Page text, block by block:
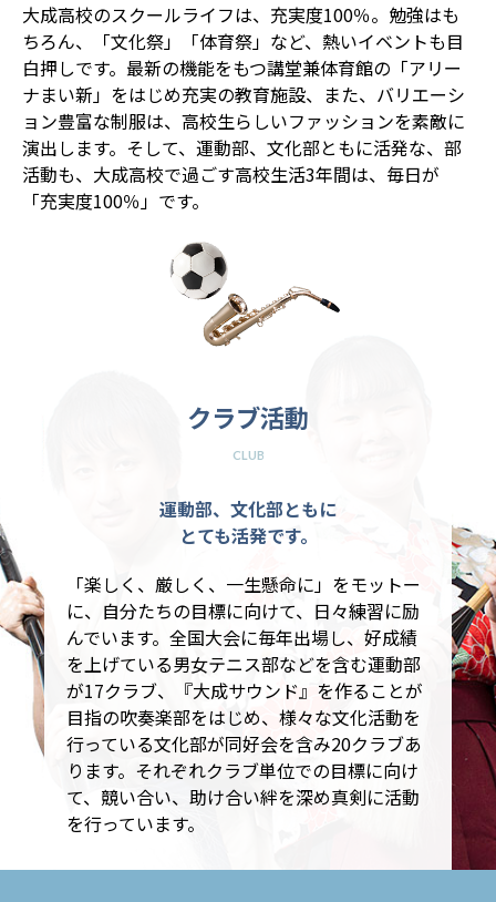
大成高校のスクールライフは、充実度100％。勉強はも
ちろん、「文化祭」「体育祭」など、熱いイベントも目
白押しです。最新の機能をもつ講堂兼体育館の「アリー
ナまい新」をはじめ充実の教育施設、また、バリエーシ
ョン豊富な制服は、高校生らしいファッションを素敵に
演出します。そして、運動部、文化部ともに活発な、部
活動も、大成高校で過ごす高校生活3年間は、毎日が
「充実度100％」です。
クラブ活動
CLUB
運動部、文化部ともに
とても活発です。
「楽しく、厳しく、一生懸命に」をモットー
に、自分たちの目標に向けて、日々練習に励
んでいます。全国大会に毎年出場し、好成績
を上げている男女テニス部などを含む運動部
が17クラブ、『大成サウンド』を作ることが
目指の吹奏楽部をはじめ、様々な文化活動を
行っている文化部が同好会を含み20クラブあ
ります。それぞれクラブ単位での目標に向け
て、競い合い、助け合い絆を深め真剣に活動
を行っています。